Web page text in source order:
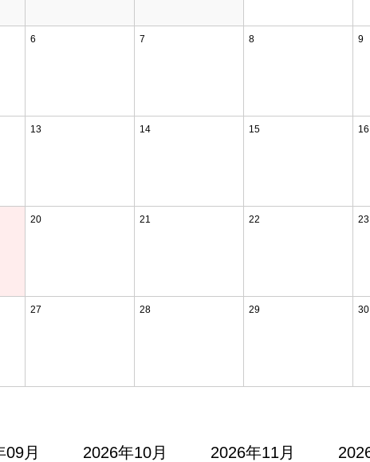
6 7 8 9
13 14 15 16
20 21 22 23
27 28 29 30
09月 2026年10月 2026年11月